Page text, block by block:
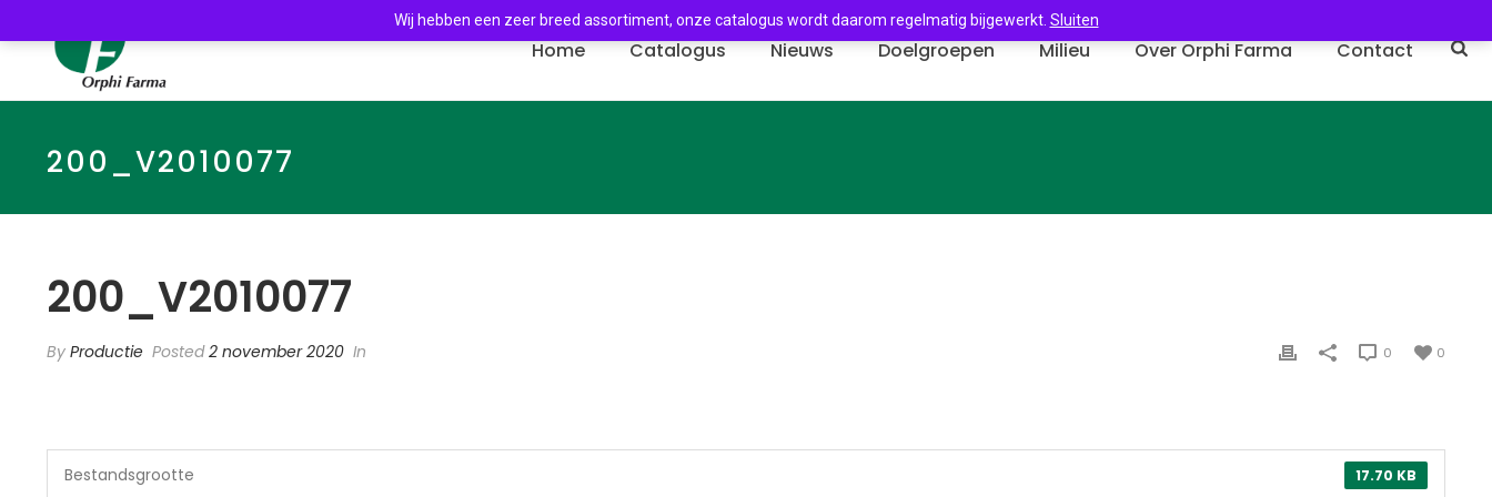
Home Catalogus Nieuws Doelgroepen Milieu Over Orphi Farma Contact
200_V2010077
200_V2010077
By Productie Posted2 november 2020 In 0
0
17.70 KB
Bestandsgrootte
Wij hebben een zeer breed assortiment, onze catalogus wordt daarom regelmatig bijgewerkt. Sluiten